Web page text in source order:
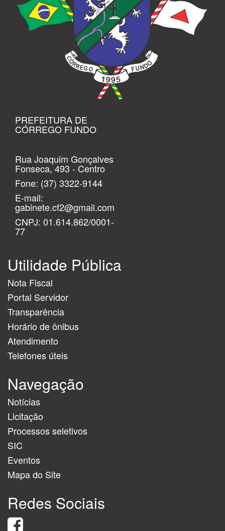
PREFEITURA DE
CÓRREGO FUNDO
Rua Joaquim Gonçalves
Fonseca, 493 - Centro
Fone: (37) 3322-9144
E-mail:
gabinete.cf2@gmail.com
CNPJ: 01.614.862/0001-
77
Utilidade Pública
Nota Fiscal
Portal Servidor
Transparência
Horário de ônibus
Atendimento
Telefones úteis
Navegação
Notícias
Licitação
Processos seletivos
SIC
Eventos
Mapa do Site
Redes Sociais